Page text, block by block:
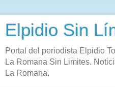
Elpidio Sin
Portal del periodista Elpidio
La Romana Sin Limites.
La Romana.